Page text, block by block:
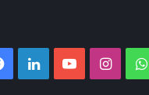
Facebook
LinkedinYouTube